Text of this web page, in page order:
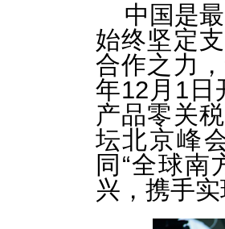
中国是
始终坚定
合作之力
年12月1日
产品零关
坛北京峰
同“全球南
兴，携手